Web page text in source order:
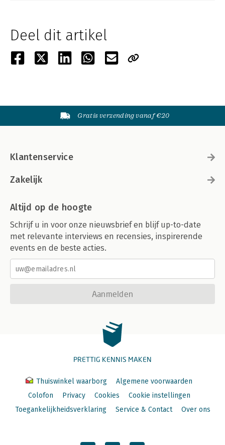
Deel dit artikel
Gratis verzending vanaf €20
Klantenservice
Zakelijk
Altijd op de hoogte
Schrijf u in voor onze nieuwsbrief en blijf up-to-date
met relevante interviews en recensies, inspirerende
events en de beste acties.
Aanmelden
PRETTIG KENNIS MAKEN
Thuiswinkel waarborg
Algemene voorwaarden
Colofon
Privacy Cookies
Cookie instellingen
Toegankelijkheidsverklaring
Service & Contact Over ons